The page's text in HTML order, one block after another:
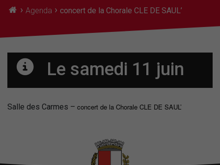
› Agenda › concert de la Chorale CLE DE SAUL’
Le samedi 11 juin
Salle des Carmes – concert de la Chorale CLE DE SAUL’